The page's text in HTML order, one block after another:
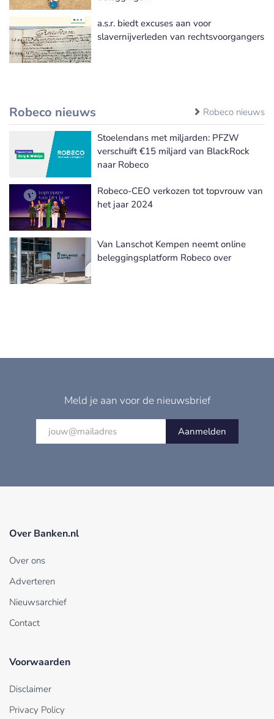
a.s.r. biedt excuses aan voor
slavernijverleden van rechtsvoorgangers
Robeco nieuws Robeco nieuws
Stoelendans met miljarden: PFZW
verschuift €15 miljard van BlackRock
naar Robeco
Robeco-CEO verkozen tot topvrouw van
het jaar 2024
Van Lanschot Kempen neemt online
beleggingsplatform Robeco over
Meld je aan voor de nieuwsbrief
Aanmelden
Over Banken.nl
Over ons
Adverteren
Nieuwsarchief
Contact
Voorwaarden
Disclaimer
Privacy Policy